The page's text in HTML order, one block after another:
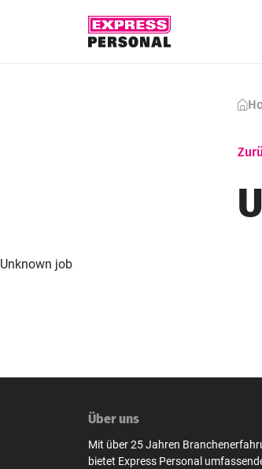
Unknown job
Über uns
Mit über 25 Jahren
bietet Express Personal